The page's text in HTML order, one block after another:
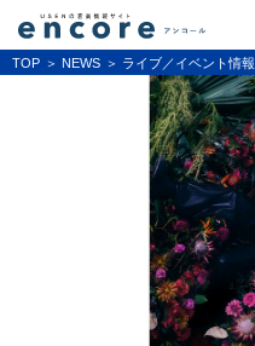
TOP NEWS ライブ／イベント情報